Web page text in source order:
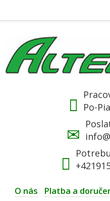
Po-
O nás Platba a